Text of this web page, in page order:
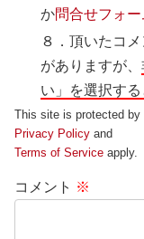
か問合せフォ
８．頂いたコ
がありますが、
い」を選択す
This site is protected by
Privacy Policy and
Terms of Service apply.
コメント ※